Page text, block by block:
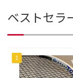
ベストセラ